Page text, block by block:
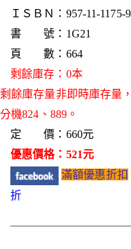
ＩＳＢＮ：957-11-1175-9
書 號：1G21
頁 數：664
剩餘庫存：0本
剩餘庫存量非即時庫存量
分機824、889。
定 價：660元
優惠價格：521元
滿額優惠折扣
折